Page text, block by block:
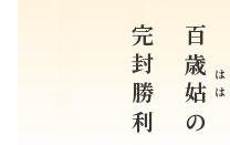
百歳
姑 はは
の
完封勝利